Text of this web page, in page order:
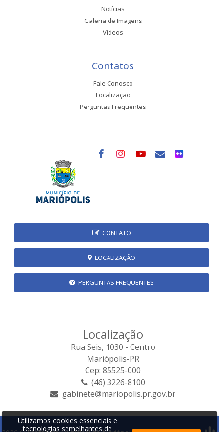
Notícias
Galeria de Imagens
Vídeos
Contatos
Fale Conosco
Localização
Perguntas Frequentes
CONTATO
LOCALIZAÇÃO
PERGUNTAS FREQUENTES
Localização
Rua Seis, 1030 - Centro
Mariópolis-PR
Cep: 85525-000
(46) 3226-8100
gabinete@mariopolis.pr.gov.br
Utilizamos cookies essenciais e
tecnologias semelhantes de